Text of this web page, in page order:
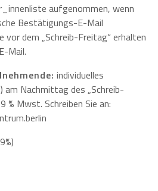
aufgenommen, wenn
Bestätigungs-E-Mail
vor dem „Schreib-Freitag“ erhalten
Mail.
individuelles
am Nachmittag des „Schreib-
% Mwst. Schreiben Sie an: